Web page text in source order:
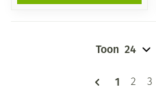
U lees
1 Pagina
2 3
Toon